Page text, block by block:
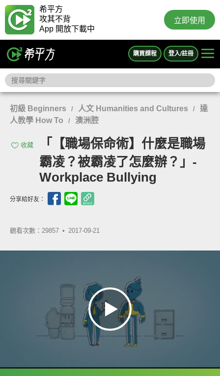
希平方
攻其不背
App 開放下載中
立即使用
購買課程 登入/註冊
初級 Beginners / 人文 Humanities and Cultures /
達
人教學 How To
/ 澳洲腔
收藏
「【職場保命術】什麼是職場
霸凌？被霸凌了怎麼辦？」-
Workplace Bullying
分享給好友：
觀看次數：29857 • 2017-09-21